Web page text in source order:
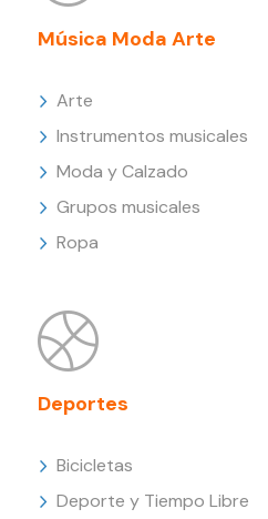
Música Moda Arte
Arte
Instrumentos musicales
Moda y Calzado
Grupos musicales
Ropa
Deportes
Bicicletas
Deporte y Tiempo Libre